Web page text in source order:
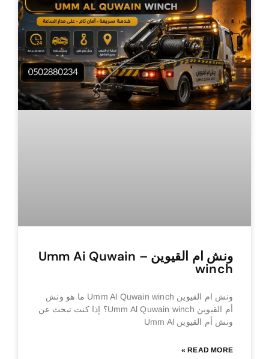
ونش ام القيوين – Umm Ai Quwain
winch
ونش ام القيوين Umm Al Quwain winch ما هو ونش
أم القيوين Umm Al Quwain winch؟ إذا كنت تبحث عن
ونش أم القيوين Umm Al
READ MORE »